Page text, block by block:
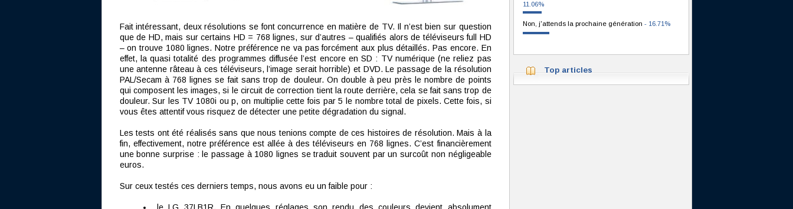
Fait intéressant, deux résolutions se font concurrence en matière de TV. Il n’est bien sur question
que de HD, mais sur certains HD = 768 lignes, sur d’autres – qualifiés alors de téléviseurs full HD
– on trouve 1080 lignes. Notre préférence ne va pas forcément aux plus détaillés. Pas encore. En
effet, la quasi totalité des programmes diffusée l’est encore en SD : TV numérique (ne reliez pas
une antenne râteau à ces téléviseurs, l’image serait horrible) et DVD. Le passage de la résolution
PAL/Secam à 768 lignes se fait sans trop de douleur. On double à peu près le nombre de points
qui composent les images, si le circuit de correction tient la route derrière, cela se fait sans trop de
douleur. Sur les TV 1080i ou p, on multiplie cette fois par 5 le nombre total de pixels. Cette fois, si
vous êtes attentif vous risquez de détecter une petite dégradation du signal.
Les tests ont été réalisés sans que nous tenions compte de ces histoires de résolution. Mais à la
fin, effectivement, notre préférence est allée à des téléviseurs en 768 lignes. C’est financièrement
une bonne surprise : le passage à 1080 lignes se traduit souvent par un surcoût non négligeable
euros.
Sur ceux testés ces derniers temps, nous avons eu un faible pour :
11.06%
Non, j'attends la prochaine génération - 16.71%
Top articles